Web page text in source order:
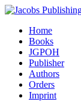
Home
Books
JGPOH
Publisher
Authors
Orders
Imprint